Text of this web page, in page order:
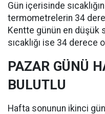
Gün içerisinde
termometrelerin 34
Kentte günün en düşük
sıcaklığı ise 34 derece
PAZAR GÜNÜ
BULUTLU
Hafta sonunun ikinci